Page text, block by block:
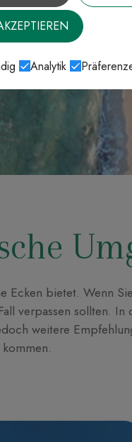
bietet. Wenn
verpassen sollten.
weitere
Analytik